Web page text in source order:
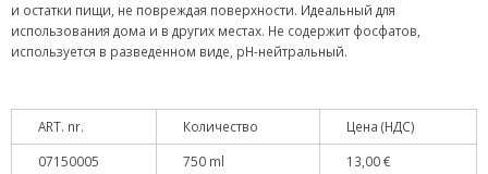
и остатки пищи, не повреждая поверхности. Идеальный для
использования дома и в других местах. Не содержит фосфатов,
используется в разведенном виде, pH-нейтральный.
ART. nr. Количество
Цена (НДС)
07150005
750 ml 13,00 €